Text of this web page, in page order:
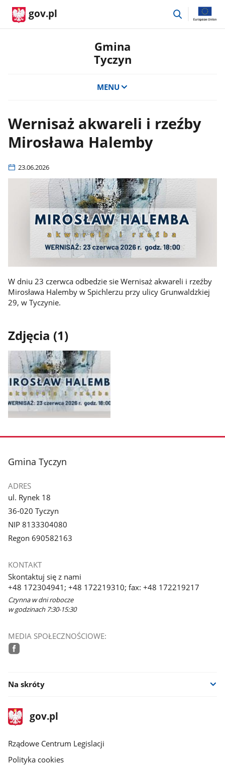
gov.pl
przejdź
Gmina
Tyczyn
MENU
Wernisaż akwareli i rzeźby
Mirosława Halemby
23.06.2026
W dniu 23 czerwca odbedzie sie Wernisaż akwareli i rzeźby
Mirosława Halemby w Spichlerzu przy ulicy Grunwaldzkiej
29, w Tyczynie.
Zdjęcia (1)
galerii.
stopka
Gmina Tyczyn
ADRES
ul. Rynek 18
36-020 Tyczyn
NIP 8133304080
Regon 690582163
KONTAKT
Skontaktuj się z nami
+48 172304941; +48 172219310; fax: +48 172219217
Czynna w dni robocze
w godzinach 7:30-15:30
MEDIA SPOŁECZNOŚCIOWE:
Na skróty
stopka
gov.plStrona
gov.pl
Rządowe Centrum Legislacji
Polityka cookies